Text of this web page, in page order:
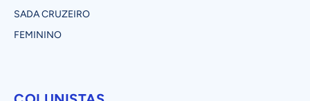
SADA CRUZEIRO
FEMININO